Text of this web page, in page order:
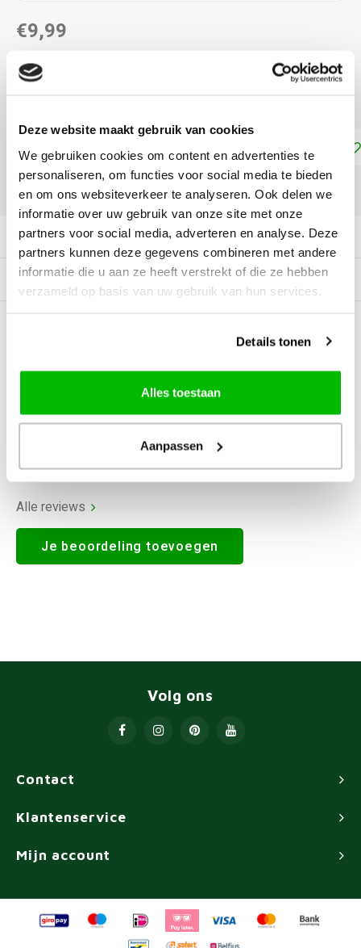
Deze website maakt gebruik van cookies
We gebruiken cookies om content en advertenties te
personaliseren, om functies voor social media te bieden
en om ons websiteverkeer te analyseren. Ook delen we
informatie over uw gebruik van onze site met onze
partners voor social media, adverteren en analyse. Deze
partners kunnen deze gegevens combineren met andere
informatie die u aan ze heeft verstrekt of die ze hebben
verzameld op basis van uw gebruik van hun services.
Details tonen
Alles toestaan
Aanpassen
€9,99
DIRECT LEVERBAAR
Toevoegen aan winkelwagen
DELEN:
Productomschrijving
Gerelateerde producten
0Reviews
Alle reviews
Je beoordeling toevoegen
Contact
Volg ons
Klantenservice
Mijn account